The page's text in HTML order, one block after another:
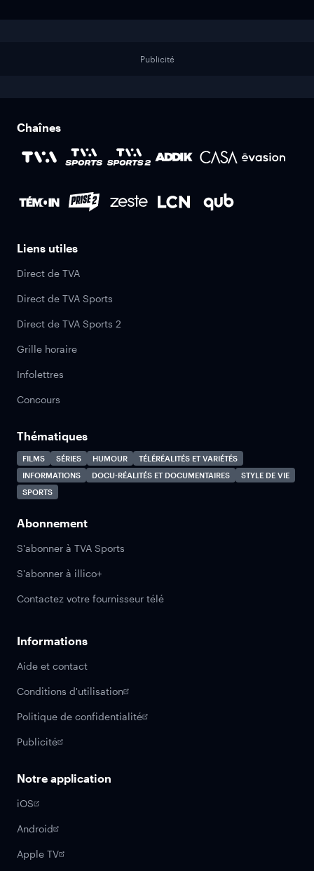
Publicité
Chaînes
Liens utiles
Direct de TVA
Direct de TVA Sports
Direct de TVA Sports 2
Grille horaire
Infolettres
Concours
Thématiques
FILMS SÉRIES HUMOUR
TÉLÉRÉALITÉS ET VARIÉTÉS
INFORMATIONS
DOCU-RÉALITÉS ET DOCUMENTAIRES
STYLE DE VIE
SPORTS
Abonnement
S'abonner à TVA Sports
S'abonner à illico+
Contactez votre fournisseur télé
Informations
Aide et contact
Conditions d'utilisation
Politique de confidentialité
Publicité
Notre application
iOS
Android
Apple TV